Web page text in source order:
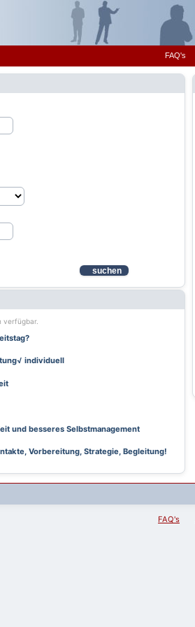
FAQ's
suchen
verfügbar.
individuell
und besseres Selbstmanagement
Vorbereitung, Strategie, Begleitung!
FAQ's